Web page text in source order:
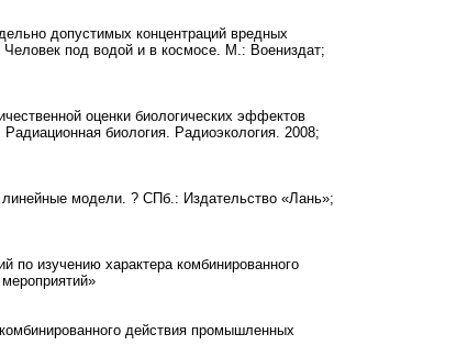
допустимых концентраций вредных
под водой и в космосе. М.: Воениздат;
оценки биологических эффектов
биология. Радиоэкология. 2008;
модели. ? СПб.: Издательство «Лань»;
изучению характера комбинированного
действия промышленных